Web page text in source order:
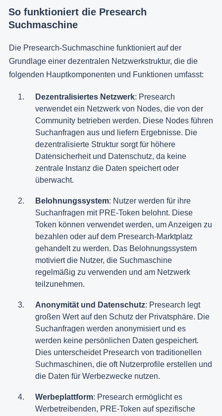
So funktioniert die Presearch
Suchmaschine
Die Presearch-Suchmaschine funktioniert auf der
Grundlage einer dezentralen Netzwerkstruktur, die die
folgenden Hauptkomponenten und Funktionen umfasst:
Dezentralisiertes Netzwerk: Presearch
verwendet ein Netzwerk von Nodes, die von der
Community betrieben werden. Diese Nodes führen
Suchanfragen aus und liefern Ergebnisse. Die
dezentralisierte Struktur sorgt für höhere
Datensicherheit und Datenschutz, da keine
zentrale Instanz die Daten speichert oder
überwacht​.
Belohnungssystem: Nutzer werden für ihre
Suchanfragen mit PRE-Token belohnt. Diese
Token können verwendet werden, um Anzeigen zu
bezahlen oder auf dem Presearch-Marktplatz
gehandelt zu werden. Das Belohnungssystem
motiviert die Nutzer, die Suchmaschine
regelmäßig zu verwenden und am Netzwerk
teilzunehmen.
Anonymität und Datenschutz: Presearch legt
großen Wert auf den Schutz der Privatsphäre. Die
Suchanfragen werden anonymisiert und es
werden keine persönlichen Daten gespeichert.
Dies unterscheidet Presearch von traditionellen
Suchmaschinen, die oft Nutzerprofile erstellen und
die Daten für Werbezwecke nutzen.
Werbeplattform: Presearch ermöglicht es
Werbetreibenden, PRE-Token auf spezifische